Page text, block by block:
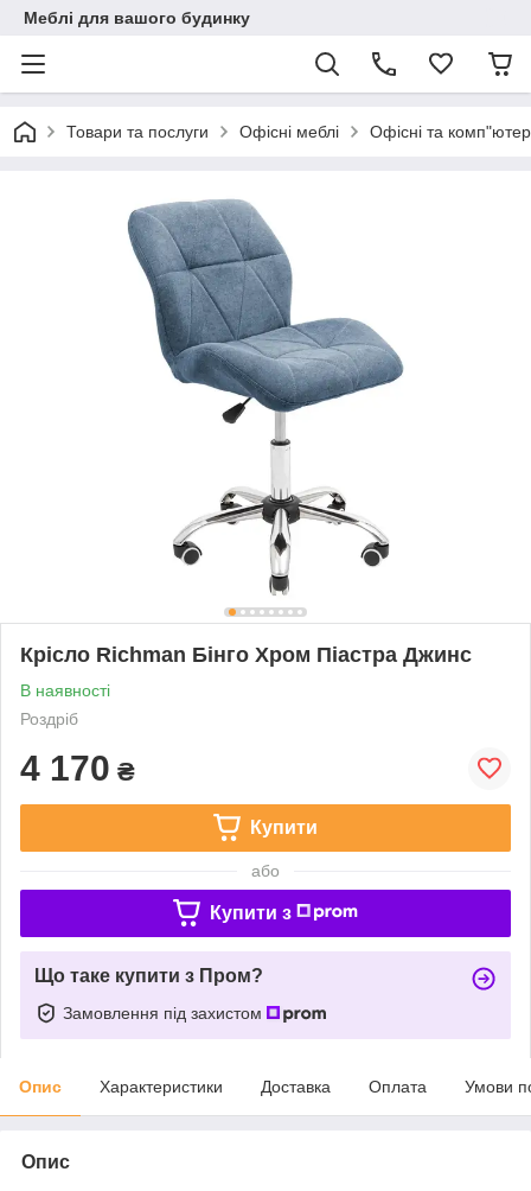
Меблі для вашого будинку
Товари та послуги Офісні меблі Офісні та
Крісло Richman Бінго Хром Піастра Джинс
В наявності
Роздріб
4 170 ₴
Купити
або
Купити з
Що таке купити з Пром?
Замовлення під захистом
Опис Характеристики Доставка Оплата Умови
Опис